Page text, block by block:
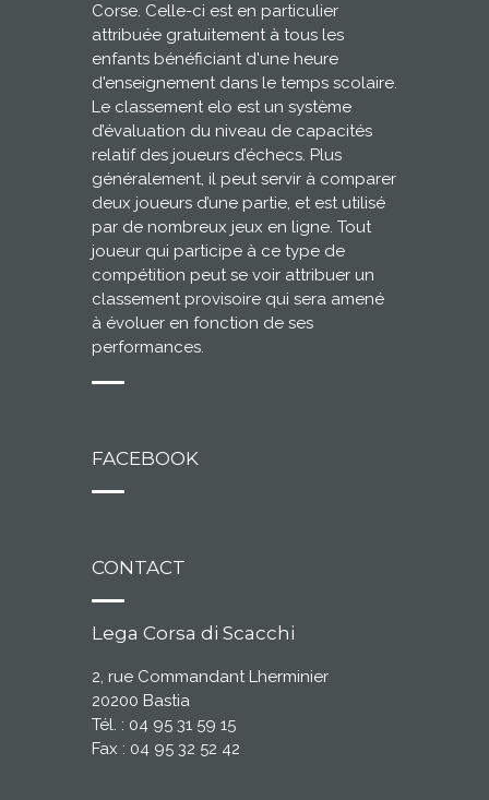
Corse. Celle-ci est en particulier
attribuée gratuitement à tous les
enfants bénéficiant d'une heure
d'enseignement dans le temps scolaire.
Le classement elo est un système
d’évaluation du niveau de capacités
relatif des joueurs d’échecs. Plus
généralement, il peut servir à comparer
deux joueurs d’une partie, et est utilisé
par de nombreux jeux en ligne. Tout
joueur qui participe à ce type de
compétition peut se voir attribuer un
classement provisoire qui sera amené
à évoluer en fonction de ses
performances.
FACEBOOK
CONTACT
Lega Corsa di Scacchi
2, rue Commandant Lherminier
20200 Bastia
Tél. : 04 95 31 59 15
Fax : 04 95 32 52 42